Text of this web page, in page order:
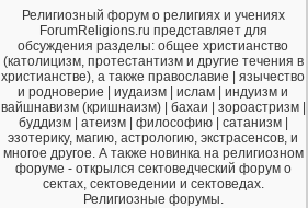
Религиозный форум о религиях и учениях
ForumReligions.ru представляет для
обсуждения разделы: общее христианство
(католицизм, протестантизм и другие течения в
христианстве), а также православие | язычество
и родноверие | иудаизм | ислам | индуизм и
вайшнавизм (кришнаизм) | бахаи | зороастризм |
буддизм | атеизм | философию | сатанизм |
эзотерику, магию, астрологию, экстрасенсов, и
многое другое. А также новинка на религиозном
форуме - открылся сектоведческий форум о
сектах, сектоведении и сектоведах.
Религиозные форумы.